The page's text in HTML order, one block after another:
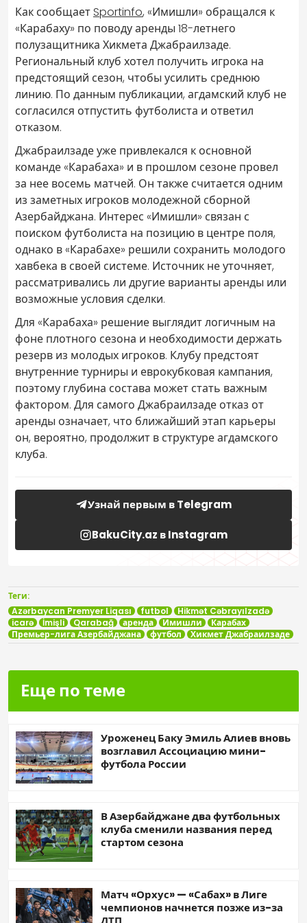
Как сообщает Sportinfo, «Имишли» обращался к
«Карабаху» по поводу аренды 18-летнего
полузащитника Хикмета Джабраилзаде.
Региональный клуб хотел получить игрока на
предстоящий сезон, чтобы усилить среднюю
линию. По данным публикации, агдамский клуб не
согласился отпустить футболиста и ответил
отказом.
Джабраилзаде уже привлекался к основной
команде «Карабаха» и в прошлом сезоне провел
за нее восемь матчей. Он также считается одним
из заметных игроков молодежной сборной
Азербайджана. Интерес «Имишли» связан с
поиском футболиста на позицию в центре поля,
однако в «Карабахе» решили сохранить молодого
хавбека в своей системе. Источник не уточняет,
рассматривались ли другие варианты аренды или
возможные условия сделки.
Для «Карабаха» решение выглядит логичным на
фоне плотного сезона и необходимости держать
резерв из молодых игроков. Клубу предстоят
внутренние турниры и еврокубковая кампания,
поэтому глубина состава может стать важным
фактором. Для самого Джабраилзаде отказ от
аренды означает, что ближайший этап карьеры
он, вероятно, продолжит в структуре агдамского
клуба.
Узнай первым в Telegram
BakuCity.az в Instagram
Теги:
Azərbaycan Premyer Liqası
futbol
Hikmət Cəbrayılzadə
icarə
İmişli Qarabağ аренда Имишли
Карабах
Премьер-лига Азербайджана
футбол Хикмет Джабраилзаде
Еще по теме
Уроженец Баку Эмиль Алиев вновь
возглавил Ассоциацию мини-
футбола России
В Азербайджане два футбольных
клуба сменили названия перед
стартом сезона
Матч «Орхус» — «Сабах» в Лиге
чемпионов начнется позже из-за